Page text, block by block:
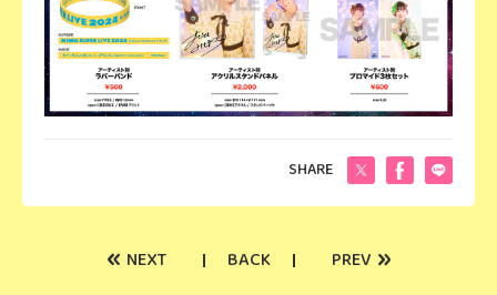
SHARE
« NEXT BACK PREV »